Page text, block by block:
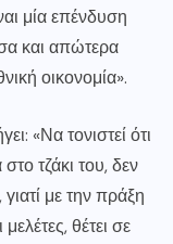
μία επένδυση
και απώτερα
οικονομία».
«Να τονιστεί ότι
τζάκι του, δεν
γιατί με την πράξη
θέτει σε